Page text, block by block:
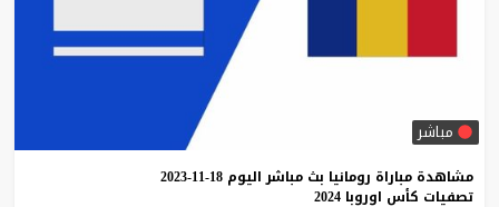
مباشر
مشاهدة مباراة رومانيا بث مباشر اليوم 18-11-2023
تصفيات كأس اوروبا 2024